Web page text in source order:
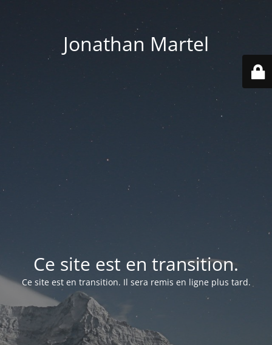
Jonathan Martel
Ce site est en transition.
Ce site est en transition. Il sera remis en ligne plus tard.